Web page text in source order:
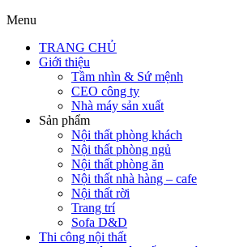
Menu
TRANG CHỦ
Giới thiệu
Tầm nhìn & Sứ mệnh
CEO công ty
Nhà máy sản xuất
Sản phẩm
Nội thất phòng khách
Nội thất phòng ngủ
Nội thất phòng ăn
Nội thất nhà hàng – cafe
Nội thất rời
Trang trí
Sofa D&D
Thi công nội thất